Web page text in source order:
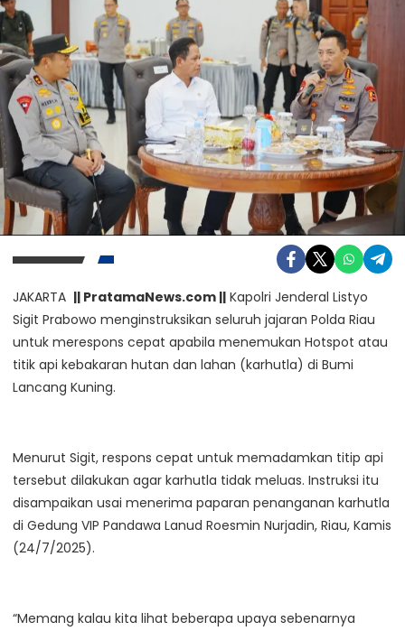
JAKARTA || PratamaNews.com || Kapolri Jenderal Listyo
Sigit Prabowo menginstruksikan seluruh jajaran Polda Riau
untuk merespons cepat apabila menemukan Hotspot atau
titik api kebakaran hutan dan lahan (karhutla) di Bumi
Lancang Kuning.
Menurut Sigit, respons cepat untuk memadamkan titip api
tersebut dilakukan agar karhutla tidak meluas. Instruksi itu
disampaikan usai menerima paparan penanganan karhutla
di Gedung VIP Pandawa Lanud Roesmin Nurjadin, Riau, Kamis
(24/7/2025).
“Memang kalau kita lihat beberapa upaya sebenarnya